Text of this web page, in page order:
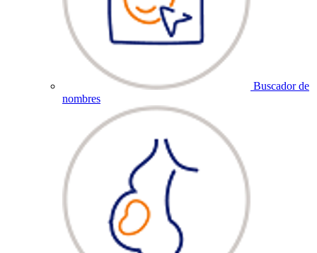
Buscador de
nombres